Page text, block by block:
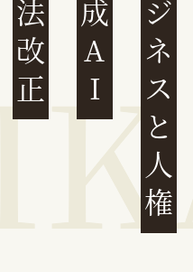
刑法改正 生成AI ビジネスと人権